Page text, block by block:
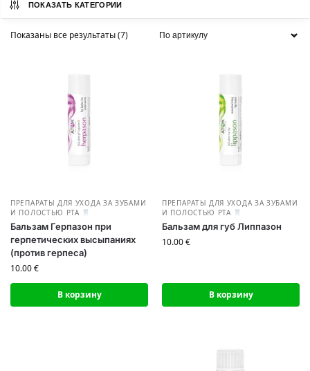
ПОКАЗАТЬ КАТЕГОРИИ
Показаны все результаты (7)
ПРЕПАРАТЫ ДЛЯ УХОДА ЗА ЗУБАМИ
И ПОЛОСТЬЮ РТА
Бальзам Герпазон при
герпетических высыпаниях
(против герпеса)
10.00€
В корзину
ПРЕПАРАТЫ ДЛЯ УХОДА ЗА ЗУБАМИ
И ПОЛОСТЬЮ РТА
Бальзам для губ Липпазон
10.00€
В корзину